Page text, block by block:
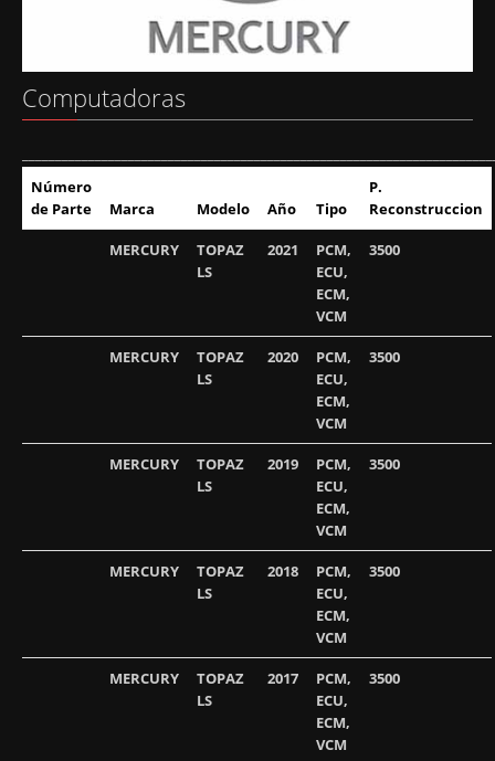
Computadoras
Número
de Parte
Marca Modelo Año Tipo
P.
Reconstruccion
MERCURY
TOPAZ
LS
2021
PCM,
ECU,
ECM,
VCM
3500
MERCURY
TOPAZ
LS
2020
PCM,
ECU,
ECM,
VCM
3500
MERCURY
TOPAZ
LS
2019
PCM,
ECU,
ECM,
VCM
3500
MERCURY
TOPAZ
LS
2018
PCM,
ECU,
ECM,
VCM
3500
MERCURY
TOPAZ
LS
2017
PCM,
ECU,
ECM,
VCM
3500